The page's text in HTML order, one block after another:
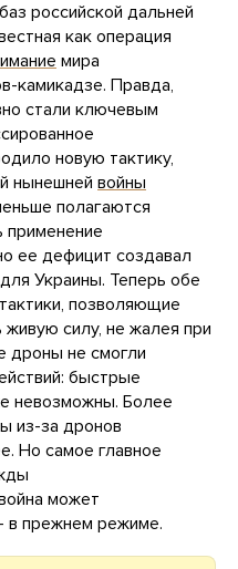
российской дальней
как операция
мира
камикадзе. Правда,
стали ключевым
новую тактику,
нынешней войны
полагаются
применение
ее дефицит создавал
Украины. Теперь обе
позволяющие
силу, не жалея при
дроны не смогли
быстрые
невозможны. Более
из-за дронов
Но самое главное
может
в прежнем режиме.